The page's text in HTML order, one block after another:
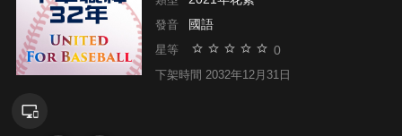
發音 國語
星等 0
下架時間 2032年12月31日